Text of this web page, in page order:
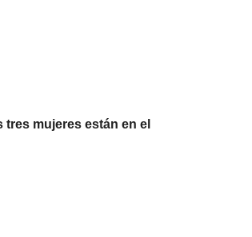
mujeres están en el